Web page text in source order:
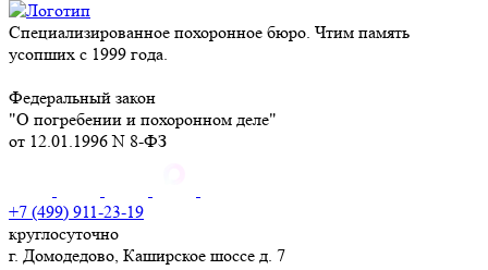
Специализированное похоронное бюро. Чтим память
усопших с 1999 года.
Федеральный закон
"О погребении и похоронном деле"
от 12.01.1996 N 8-ФЗ
+7 (499) 911-23-19
круглосуточно
г. Домодедово, Каширское шоссе д. 7